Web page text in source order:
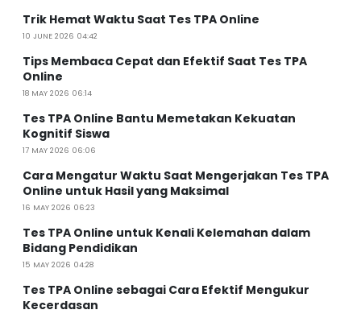
Trik Hemat Waktu Saat Tes TPA Online
10 JUNE 2026 04:42
Tips Membaca Cepat dan Efektif Saat Tes TPA
Online
18 MAY 2026 06:14
Tes TPA Online Bantu Memetakan Kekuatan
Kognitif Siswa
17 MAY 2026 06:06
Cara Mengatur Waktu Saat Mengerjakan Tes TPA
Online untuk Hasil yang Maksimal
16 MAY 2026 06:23
Tes TPA Online untuk Kenali Kelemahan dalam
Bidang Pendidikan
15 MAY 2026 04:28
Tes TPA Online sebagai Cara Efektif Mengukur
Kecerdasan